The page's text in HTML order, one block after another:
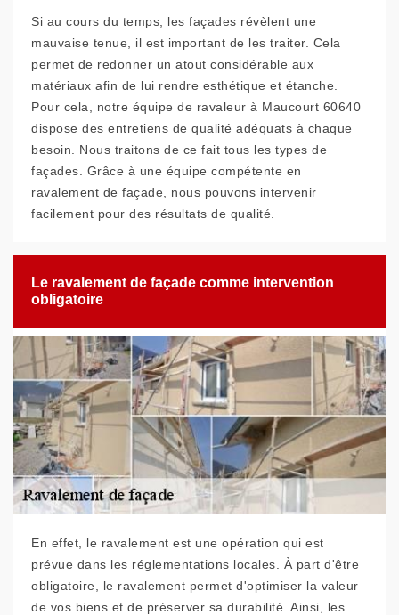
Si au cours du temps, les façades révèlent une
mauvaise tenue, il est important de les traiter. Cela
permet de redonner un atout considérable aux
matériaux afin de lui rendre esthétique et étanche.
Pour cela, notre équipe de ravaleur à Maucourt 60640
dispose des entretiens de qualité adéquats à chaque
besoin. Nous traitons de ce fait tous les types de
façades. Grâce à une équipe compétente en
ravalement de façade, nous pouvons intervenir
facilement pour des résultats de qualité.
Le ravalement de façade comme intervention
obligatoire
En effet, le ravalement est une opération qui est
prévue dans les réglementations locales. À part d'être
obligatoire, le ravalement permet d'optimiser la valeur
de vos biens et de préserver sa durabilité. Ainsi, les